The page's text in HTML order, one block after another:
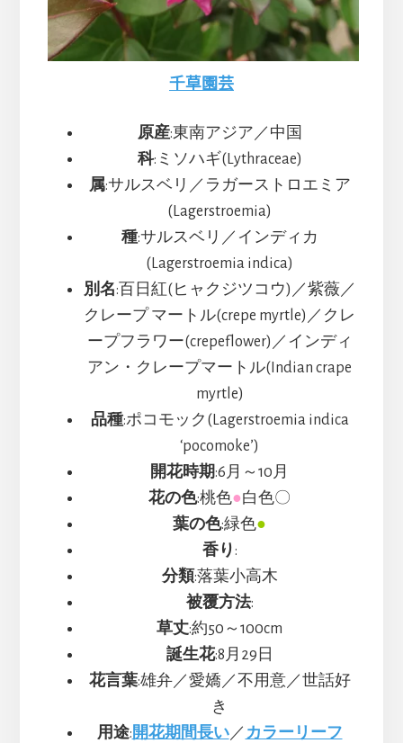
千草園芸
原産:東南アジア／中国
科:ミソハギ(Lythraceae)
属:サルスベリ／ラガーストロエミア
(Lagerstroemia)
種:サルスベリ／インディカ
(Lagerstroemia indica)
別名:百日紅(ヒャクジツコウ)／紫薇／
クレープ マートル(crepe myrtle)／クレ
ープフラワー(crepeflower)／インディ
アン・クレープマートル(Indian crape
myrtle)
品種:ポコモック(Lagerstroemia indica
‘pocomoke’)
開花時期:6月～10月
花の色:桃色●白色〇
葉の色:緑色●
香り:
分類:落葉小高木
被覆方法:
草丈:約50～100cm
誕生花:8月29日
花言葉:雄弁／愛嬌／不用意／世話好
き
用途: 開花期間長い／ カラーリーフ